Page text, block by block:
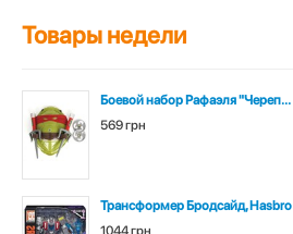
Товары недели
Боевой набор Рафаэля "Череп...
569 грн
Трансформер Бродсайд, Hasbro
1044 грн